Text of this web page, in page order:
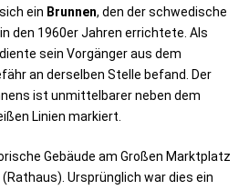
ein Brunnen, den der schwedische
den 1960er Jahren errichtete. Als
sein Vorgänger aus dem
an derselben Stelle befand. Der
ist unmittelbarer neben dem
Linien markiert.
Gebäude am Großen Marktplatz
(Rathaus). Ursprünglich war dies ein